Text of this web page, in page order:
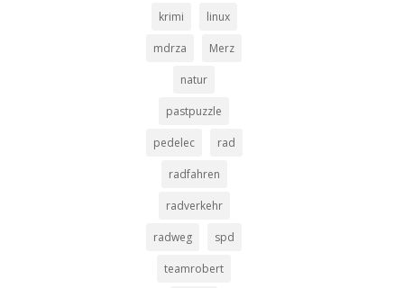
krimi linux
mdrza Merz
natur
pastpuzzle
pedelec rad
radfahren
radverkehr
radweg spd
teamrobert